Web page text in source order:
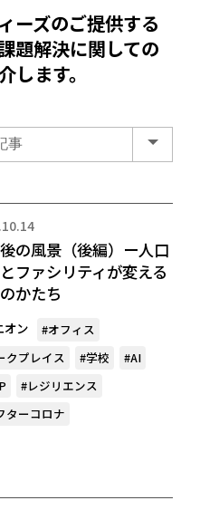
ーズのご提供する
題解決に関しての
します。
の風景（後編）ー人口
ファシリティが変える
かたち
オン
#オフィス
クプレイス
#学校
#AI
#レジリエンス
ターコロナ